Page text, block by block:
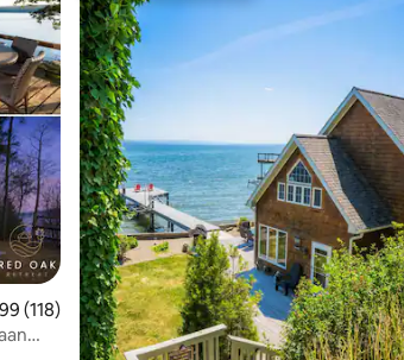
beoordeling van 4,99 uit 5, 118 recensies
(118)